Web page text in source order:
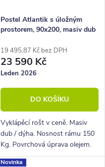
Postel Atlantik s úložným
prostorem, 90x200, masiv dub
19 495,87 Kč bez DPH
23 590 Kč
Leden 2026
DO KOŠÍKU
Vyklápěcí rošt v ceně. Masiv
dub / dýha. Nosnost rámu 150
Kg. Povrchová úprava olejem.
Novinka